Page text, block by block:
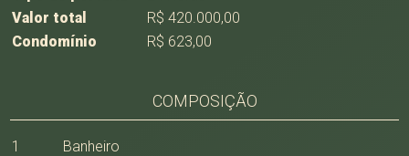
Valor total
R$ 420.000,00
Condomínio
R$ 623,00
COMPOSIÇÃO
1
Banheiro